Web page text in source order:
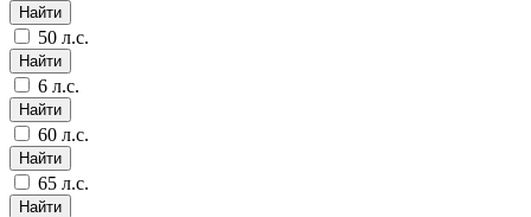
Найти
50 л.с.
Найти
6 л.с.
Найти
60 л.с.
Найти
65 л.с.
Найти